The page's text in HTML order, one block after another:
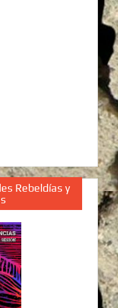
Rebeldías y